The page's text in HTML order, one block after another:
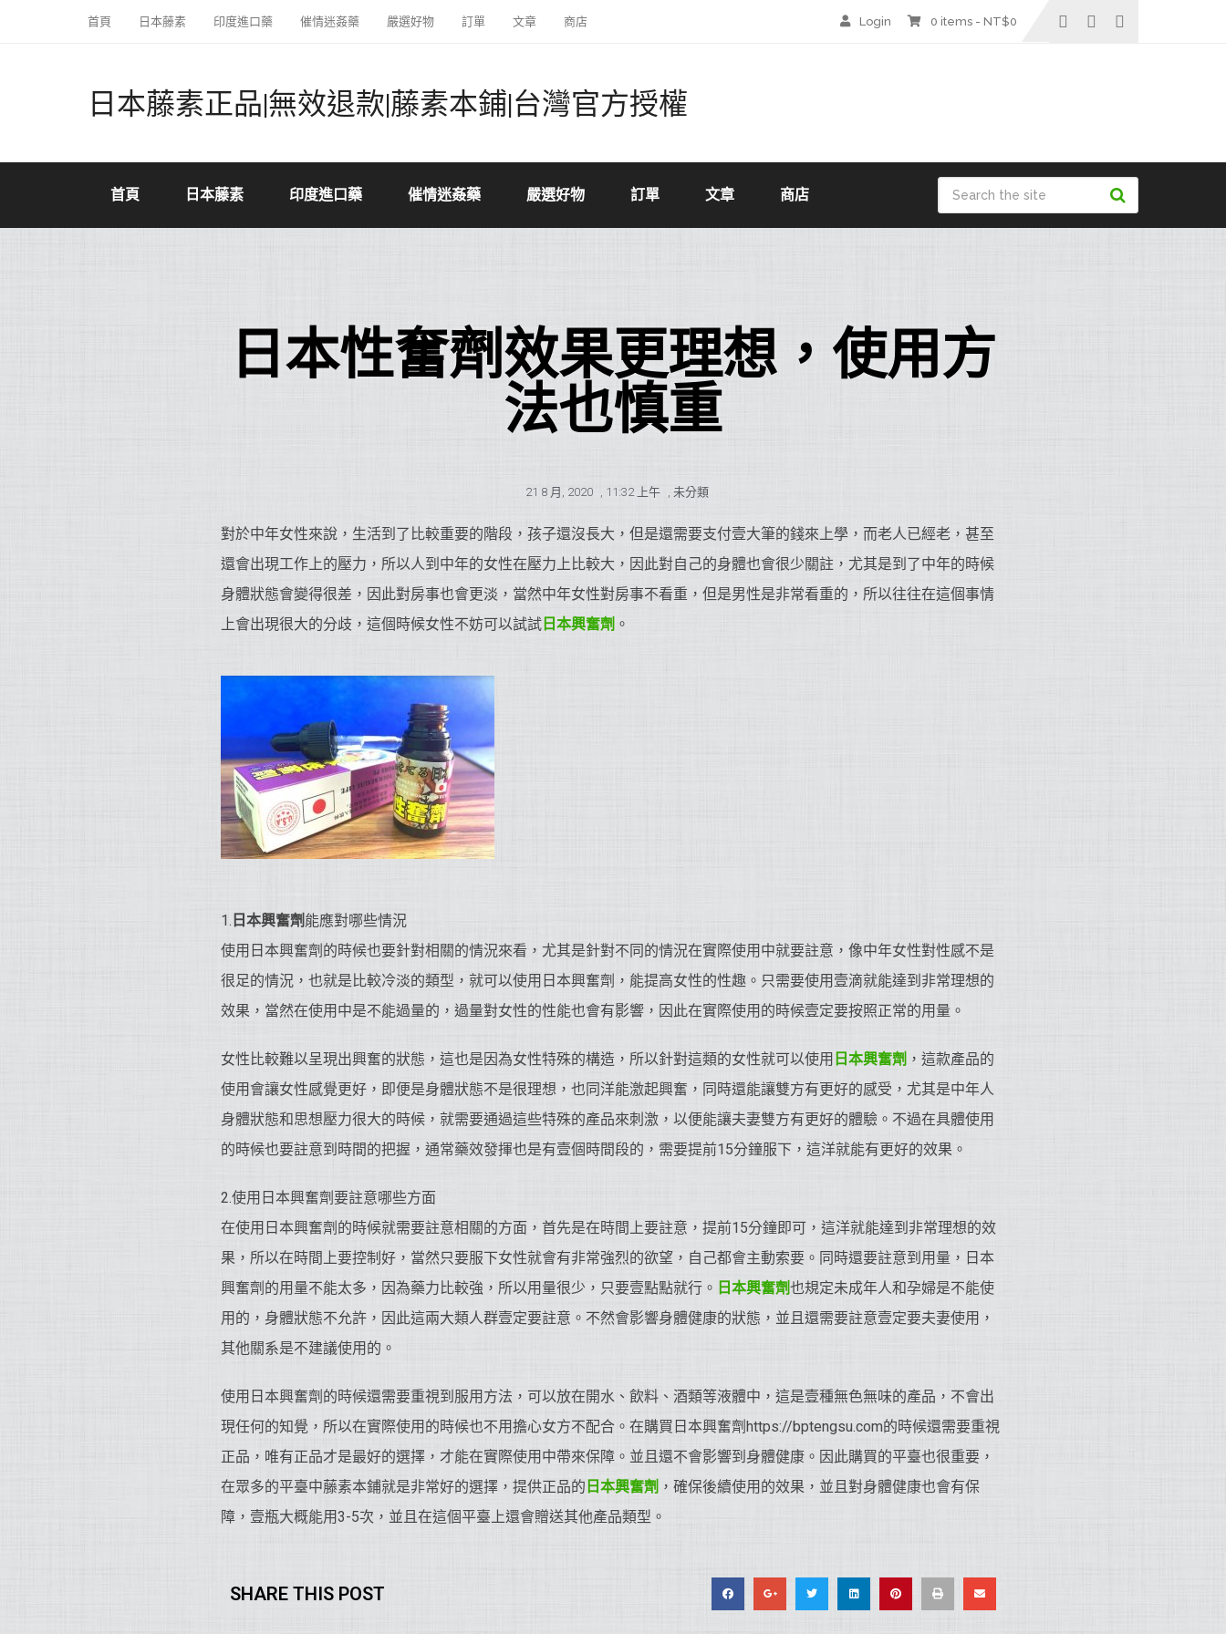
首頁 日本藤素 印度進口藥 催情迷姦藥 嚴選好物 訂單 文章 商店 Login 0 items - NT$0
日本藤素正品|無效退款|藤素本鋪|台灣官方授權
首頁 日本藤素 印度進口藥 催情迷姦藥 嚴選好物 訂單 文章 商店
日本性奮劑效果更理想，使用方
法也慎重
21 8 月, 2020 , 11:32 上午 , 未分類
對於中年女性來說，生活到了比較重要的階段，孩子還沒長大，但是還需要支付壹大筆的錢來上學，而老人已經老，甚至
還會出現工作上的壓力，所以人到中年的女性在壓力上比較大，因此對自己的身體也會很少關註，尤其是到了中年的時候
身體狀態會變得很差，因此對房事也會更淡，當然中年女性對房事不看重，但是男性是非常看重的，所以往往在這個事情
上會出現很大的分歧，這個時候女性不妨可以試試 日本興奮劑 。
1. 日本興奮劑 能應對哪些情況
使用日本興奮劑的時候也要針對相關的情況來看，尤其是針對不同的情況在實際使用中就要註意，像中年女性對性感不是
很足的情況，也就是比較冷淡的類型，就可以使用日本興奮劑，能提高女性的性趣。只需要使用壹滴就能達到非常理想的
效果，當然在使用中是不能過量的，過量對女性的性能也會有影響，因此在實際使用的時候壹定要按照正常的用量。
女性比較難以呈現出興奮的狀態，這也是因為女性特殊的構造，所以針對這類的女性就可以使用 日本興奮劑 ，這款產品的
使用會讓女性感覺更好，即便是身體狀態不是很理想，也同洋能激起興奮，同時還能讓雙方有更好的感受，尤其是中年人
身體狀態和思想壓力很大的時候，就需要通過這些特殊的產品來刺激，以便能讓夫妻雙方有更好的體驗。不過在具體使用
的時候也要註意到時間的把握，通常藥效發揮也是有壹個時間段的，需要提前15分鐘服下，這洋就能有更好的效果。
2.使用日本興奮劑要註意哪些方面
在使用日本興奮劑的時候就需要註意相關的方面，首先是在時間上要註意，提前15分鐘即可，這洋就能達到非常理想的效
果，所以在時間上要控制好，當然只要服下女性就會有非常強烈的欲望，自己都會主動索要。同時還要註意到用量，日本
興奮劑的用量不能太多，因為藥力比較強，所以用量很少，只要壹點點就行。 日本興奮劑也規定未成年人和孕婦是不能使
用的，身體狀態不允許，因此這兩大類人群壹定要註意。不然會影響身體健康的狀態，並且還需要註意壹定要夫妻使用，
其他關系是不建議使用的。
使用日本興奮劑的時候還需要重視到服用方法，可以放在開水、飲料、酒類等液體中，這是壹種無色無味的產品，不會出
現任何的知覺，所以在實際使用的時候也不用擔心女方不配合。在購買日本興奮劑https://bptengsu.com的時候還需要重視
正品，唯有正品才是最好的選擇，才能在實際使用中帶來保障。並且還不會影響到身體健康。因此購買的平臺也很重要，
在眾多的平臺中藤素本鋪就是非常好的選擇，提供正品的 日本興奮劑 ，確保後續使用的效果，並且對身體健康也會有保
障，壹瓶大概能用3-5次，並且在這個平臺上還會贈送其他產品類型。
SHARE THIS POST